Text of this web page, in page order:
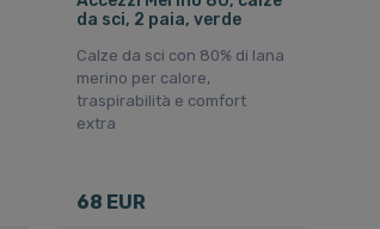
da sci, 2 paia, verde
Calze da sci con 80% di lana
merino per calore,
traspirabilità e comfort
extra
68 EUR